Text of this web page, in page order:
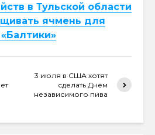
в Тульской области
ячмень для
3 июля в США хотят
сделать Днём
независимого пива